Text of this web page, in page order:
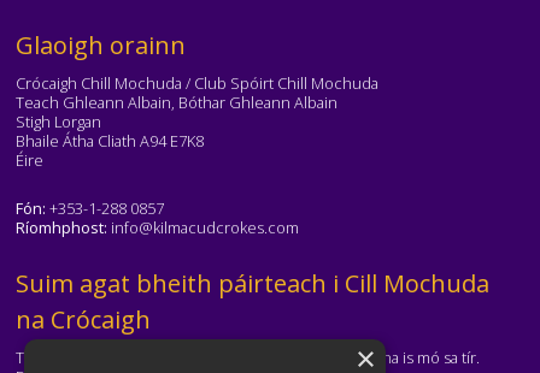
Téasc
Glaoigh orainn
Crócaigh Chill Mochuda / Club Spóirt Chill Mochuda
Teach Ghleann Albain, Bóthar Ghleann Albain
Stigh Lorgan
Bhaile Átha Cliath A94 E7K8
Éire
Fón: +353-1-288 0857
Ríomhphost: info@kilmacudcrokes.com
Téasc
Suim agat bheith páirteach i Cill Mochuda
na Crócaigh
Tá Cill Mochuda na Crócaigh ar cheann de na clubanna is mó sa tír.
×